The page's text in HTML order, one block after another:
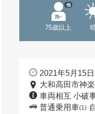
75歳以上
他
2021年5月15
大和高田市神
車両相互 小破
普通乗用車(1)